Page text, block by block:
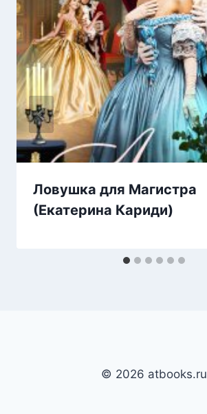
Ловушка для Магистра
(Екатерина Кариди)
© 2026 atbooks.ru